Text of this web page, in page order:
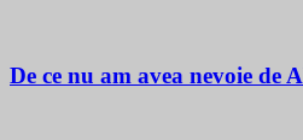
De ce nu am avea nevoie